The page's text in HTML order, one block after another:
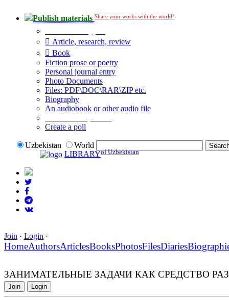
Publish materials Share your works with the world!
Article, research, review
Book
Fiction prose or poetry
Personal journal entry
Photo Documents
Files: PDF\DOC\RAR\ZIP etc.
Biography
An audiobook or other audio file
Create a poll
Uzbekistan
World
LIBRARYof Uzbekistan
Join · Login ·
HomeAuthorsArticlesBooksPhotosFilesDiaries
ЗАНИМАТЕЛЬНЫЕ ЗАДАЧИ КАК СРЕДСТВО
Join Login